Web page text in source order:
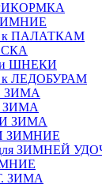
ПАЛАТКАМ
ШНЕКИ
ЛЕДОБУРАМ
ЗИМА
ЗИМА
ЗИМНИЕ
ЗИМНЕЙ
ЗИМА